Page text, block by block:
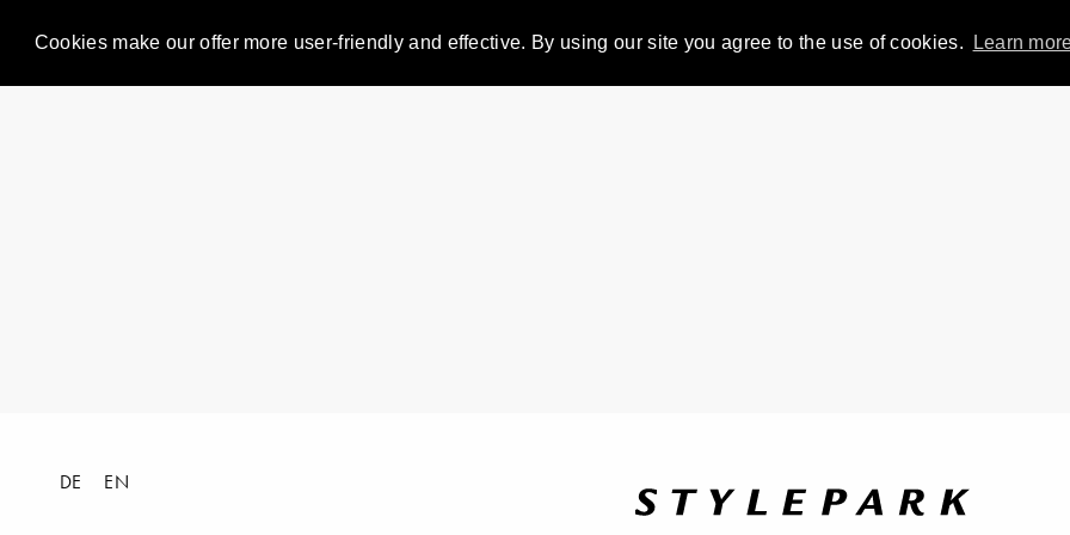
Cookies make our offer more user-friendly and effective. By using our site you agree to the use of cookies. Learn
DE EN